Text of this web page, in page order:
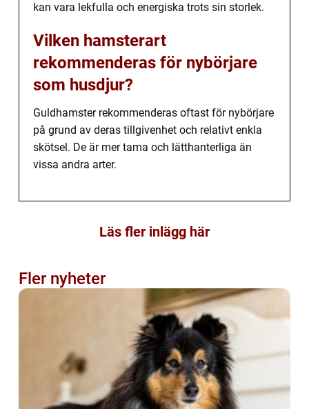
kan vara lekfulla och energiska trots sin storlek.
Vilken hamsterart
rekommenderas för nybörjare
som husdjur?
Guldhamster rekommenderas oftast för nybörjare
på grund av deras tillgivenhet och relativt enkla
skötsel. De är mer tama och lätthanterliga än
vissa andra arter.
Läs fler inlägg här
Fler nyheter